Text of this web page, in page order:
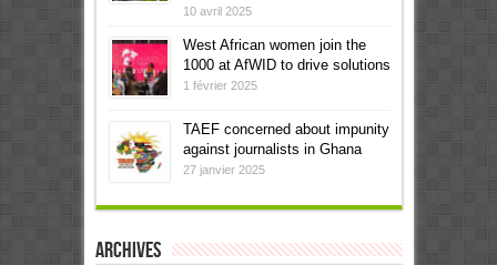
10 avril 2025
West African women join the
1000 at AfWID to drive solutions
1 février 2025
TAEF concerned about impunity
against journalists in Ghana
27 janvier 2025
Archives